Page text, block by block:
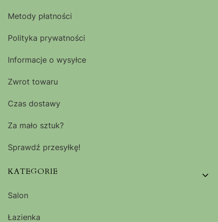
Metody płatności
Polityka prywatności
Informacje o wysyłce
Zwrot towaru
Czas dostawy
Za mało sztuk?
Sprawdź przesyłkę!
KATEGORIE
Salon
Łazienka